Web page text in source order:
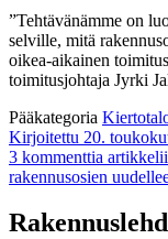
”Tehtävänämme on
selville, mitä
oikea-aikainen
toimitusjohtaja Jyrki
Pääkategoria
Kirjoitettu 20.
3 kommenttia
rakennusosien